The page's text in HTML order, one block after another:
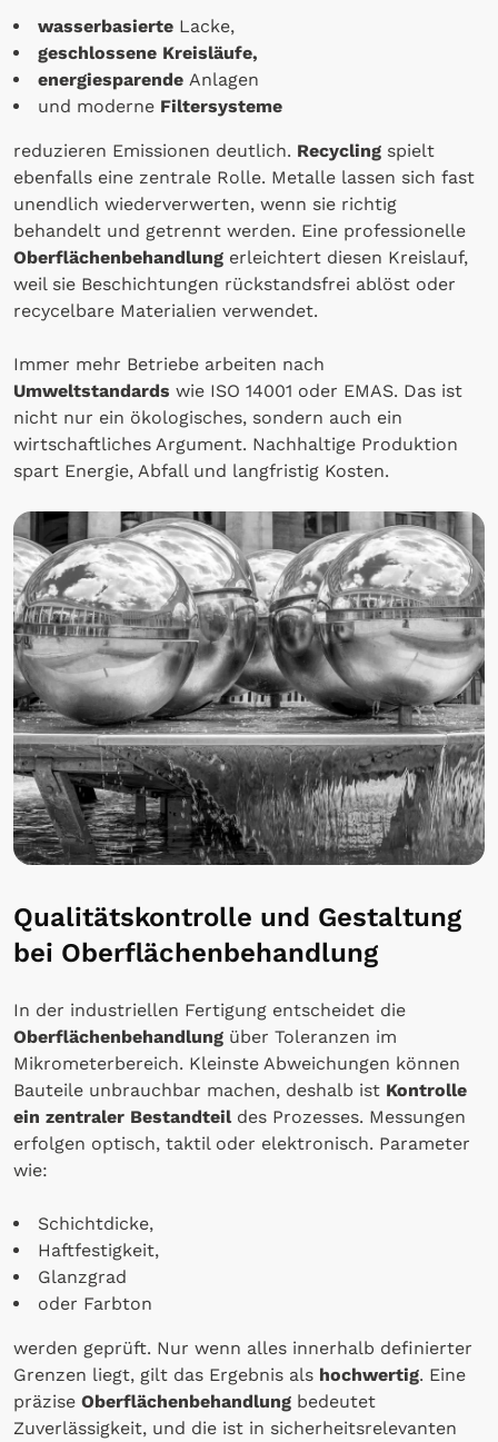
wasserbasierte Lacke,
geschlossene Kreisläufe,
energiesparende Anlagen
und moderne Filtersysteme
reduzieren Emissionen deutlich. Recycling spielt
ebenfalls eine zentrale Rolle. Metalle lassen sich fast
unendlich wiederverwerten, wenn sie richtig
behandelt und getrennt werden. Eine professionelle
Oberflächenbehandlung erleichtert diesen Kreislauf,
weil sie Beschichtungen rückstandsfrei ablöst oder
recycelbare Materialien verwendet.
Immer mehr Betriebe arbeiten nach
Umweltstandards wie ISO 14001 oder EMAS. Das ist
nicht nur ein ökologisches, sondern auch ein
wirtschaftliches Argument. Nachhaltige Produktion
spart Energie, Abfall und langfristig Kosten.
Qualitätskontrolle und Gestaltung
bei Oberflächenbehandlung
In der industriellen Fertigung entscheidet die
Oberflächenbehandlung über Toleranzen im
Mikrometerbereich. Kleinste Abweichungen können
Bauteile unbrauchbar machen, deshalb ist Kontrolle
ein zentraler Bestandteildes Prozesses. Messungen
erfolgen optisch, taktil oder elektronisch. Parameter
wie:
Schichtdicke,
Haftfestigkeit,
Glanzgrad
oder Farbton
werden geprüft. Nur wenn alles innerhalb definierter
Grenzen liegt, gilt das Ergebnis als hochwertig. Eine
präzise Oberflächenbehandlung bedeutet
Zuverlässigkeit, und die ist in sicherheitsrelevanten